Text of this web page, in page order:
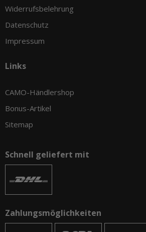
Widerrufsbelehrung
Datenschutz
Impressum
Links
CAMO-Händlershop
Bonus-Artikel
Sitemap
Schnell geliefert mit
Zahlungsmöglichkeiten